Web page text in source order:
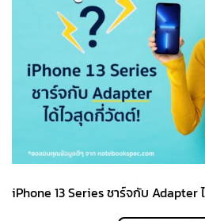
iPhone 13 Series ชาร์จกับ Adapter